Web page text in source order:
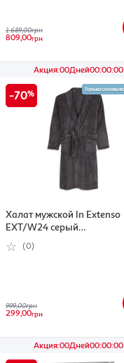
1 689,00грн
809,00грн
Акция:00Дней00:00:00
70
Халат мужской In Extenso
EXT/W24 серый
(3245677517964)
(0)
999,00грн
299,00грн
Акция:00Дней00:00:00